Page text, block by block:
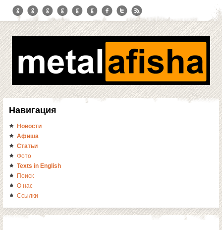
Навигация
Новости
Афиша
Статьи
Фото
Texts in English
Поиск
О нас
Ссылки